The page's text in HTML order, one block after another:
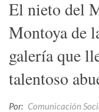
El nieto del
Montoya de
galería que
talentoso
Por: Comunicación